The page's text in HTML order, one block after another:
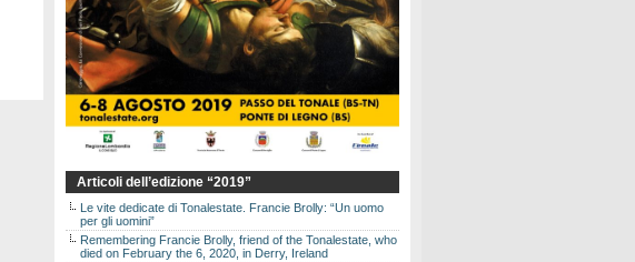
Articoli dell’edizione “2019”
Le vite dedicate di Tonalestate. Francie Brolly: “Un uomo
per gli uomini”
Remembering Francie Brolly, friend of the Tonalestate, who
died on February the 6, 2020, in Derry, Ireland